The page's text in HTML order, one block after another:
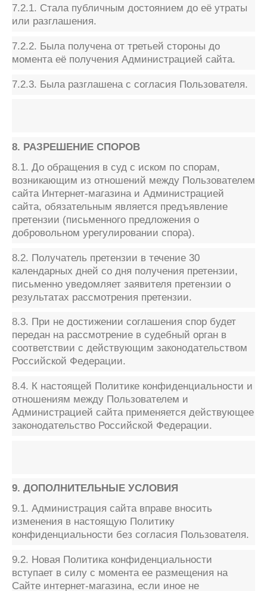
7.2.1. Стала публичным достоянием до её утраты
или разглашения.
7.2.2. Была получена от третьей стороны до
момента её получения Администрацией сайта.
7.2.3. Была разглашена с согласия Пользователя.
8. РАЗРЕШЕНИЕ СПОРОВ
8.1. До обращения в суд с иском по спорам,
возникающим из отношений между Пользователем
сайта Интернет-магазина и Администрацией
сайта, обязательным является предъявление
претензии (письменного предложения о
добровольном урегулировании спора).
8.2. Получатель претензии в течение 30
календарных дней со дня получения претензии,
письменно уведомляет заявителя претензии о
результатах рассмотрения претензии.
8.3. При не достижении соглашения спор будет
передан на рассмотрение в судебный орган в
соответствии с действующим законодательством
Российской Федерации.
8.4. К настоящей Политике конфиденциальности и
отношениям между Пользователем и
Администрацией сайта применяется действующее
законодательство Российской Федерации.
9. ДОПОЛНИТЕЛЬНЫЕ УСЛОВИЯ
9.1. Администрация сайта вправе вносить
изменения в настоящую Политику
конфиденциальности без согласия Пользователя.
9.2. Новая Политика конфиденциальности
вступает в силу с момента ее размещения на
Сайте интернет-магазина, если иное не